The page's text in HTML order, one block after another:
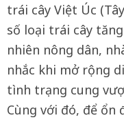
trái cây Việt Úc
số loại trái cây
nhiên nông dân,
nhắc khi mở rộng
tình trạng cung
Cùng với đó, để ổn